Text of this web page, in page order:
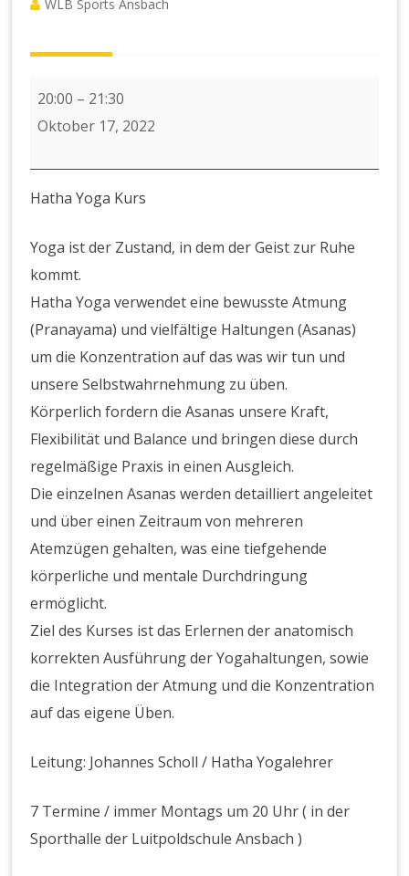
WLB Sports Ansbach
Abendkurs
Hatha
20:00 – 21:30
Oktober 17, 2022
Hatha Yoga Kurs
Yoga ist der Zustand, in dem der Geist zur Ruhe
kommt.
Hatha Yoga verwendet eine bewusste Atmung
(Pranayama) und vielfältige Haltungen (Asanas)
um die Konzentration auf das was wir tun und
unsere Selbstwahrnehmung zu üben.
Körperlich fordern die Asanas unsere Kraft,
Flexibilität und Balance und bringen diese durch
regelmäßige Praxis in einen Ausgleich.
Die einzelnen Asanas werden detailliert angeleitet
und über einen Zeitraum von mehreren
Atemzügen gehalten, was eine tiefgehende
körperliche und mentale Durchdringung
ermöglicht.
Ziel des Kurses ist das Erlernen der anatomisch
korrekten Ausführung der Yogahaltungen, sowie
die Integration der Atmung und die Konzentration
auf das eigene Üben.
Leitung: Johannes Scholl / Hatha Yogalehrer
7 Termine / immer Montags um 20 Uhr ( in der
Sporthalle der Luitpoldschule Ansbach )